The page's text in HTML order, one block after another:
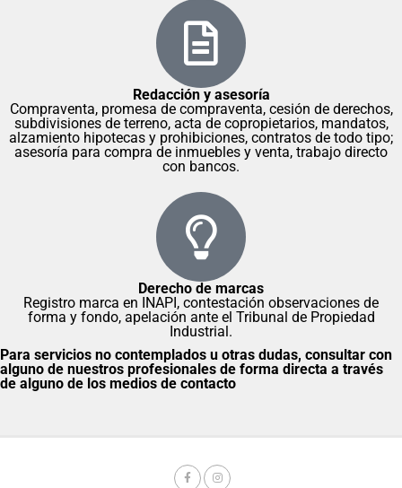
Redacción y asesoría
Compraventa, promesa de compraventa, cesión de derechos,
subdivisiones de terreno, acta de copropietarios, mandatos,
alzamiento hipotecas y prohibiciones, contratos de todo tipo;
asesoría para compra de inmuebles y venta, trabajo directo
con bancos.
Derecho de marcas
Registro marca en INAPI, contestación observaciones de
forma y fondo, apelación ante el Tribunal de Propiedad
Industrial.
Para servicios no contemplados u otras dudas, consultar con
alguno de nuestros profesionales de forma directa a través
de alguno de los medios de contacto